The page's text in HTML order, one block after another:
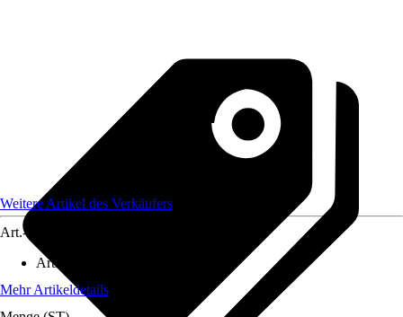
Weitere Artikel des Verkäufers
Art.-Nr.
Artikeltyp
Mehr Artikeldetails